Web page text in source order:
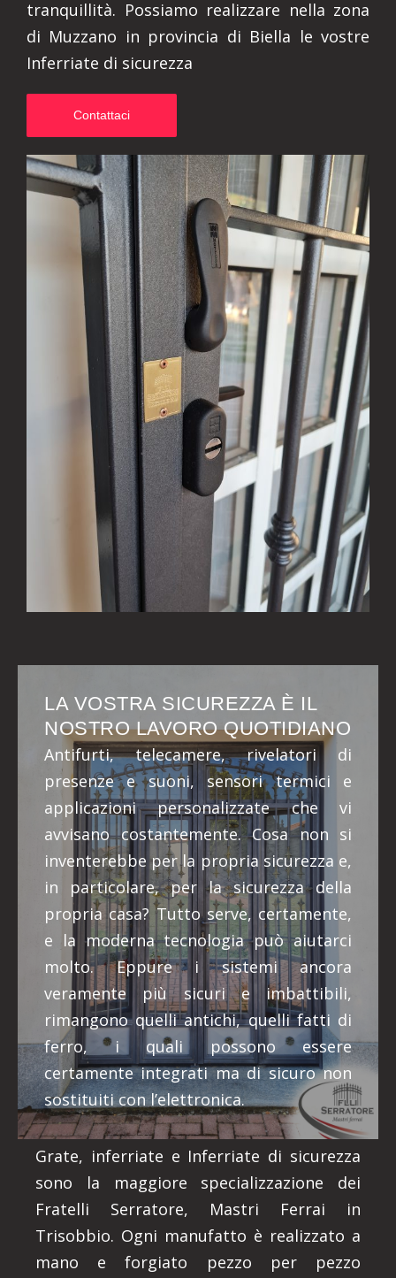
tranquillità. Possiamo realizzare nella zona
di Muzzano in provincia di Biella le vostre
Inferriate di sicurezza
Contattaci
LA VOSTRA SICUREZZA È IL
NOSTRO LAVORO QUOTIDIANO
Antifurti, telecamere, rivelatori di
presenze e suoni, sensori termici e
applicazioni personalizzate che vi
avvisano costantemente. Cosa non si
inventerebbe per la propria sicurezza e,
in particolare, per la sicurezza della
propria casa? Tutto serve, certamente,
e la moderna tecnologia può aiutarci
molto. Eppure i sistemi ancora
veramente più sicuri e imbattibili,
rimangono quelli antichi, quelli fatti di
ferro, i quali possono essere
certamente integrati ma di sicuro non
sostituiti con l’elettronica.
Grate, inferriate e Inferriate di sicurezza
sono la maggiore specializzazione dei
Fratelli Serratore, Mastri Ferrai in
Trisobbio. Ogni manufatto è realizzato a
mano e forgiato pezzo per pezzo